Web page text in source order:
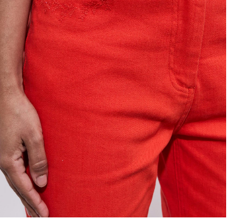
ou en
Livraison et retours offerts en boutique (hors